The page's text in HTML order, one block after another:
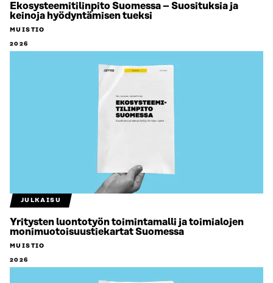
Ekosysteemitilinpito Suomessa – Suosituksia ja
keinoja hyödyntämisen tueksi
MUISTIO
2026
JULKAISU
Yritysten luontotyön toimintamalli ja toimialojen
monimuotoisuustiekartat Suomessa
MUISTIO
2026